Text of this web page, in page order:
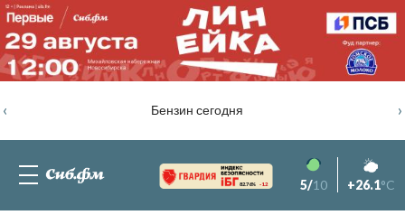
Бензин сегодня
‹ ›
82.76% -1.2 5/10 +26.1°C